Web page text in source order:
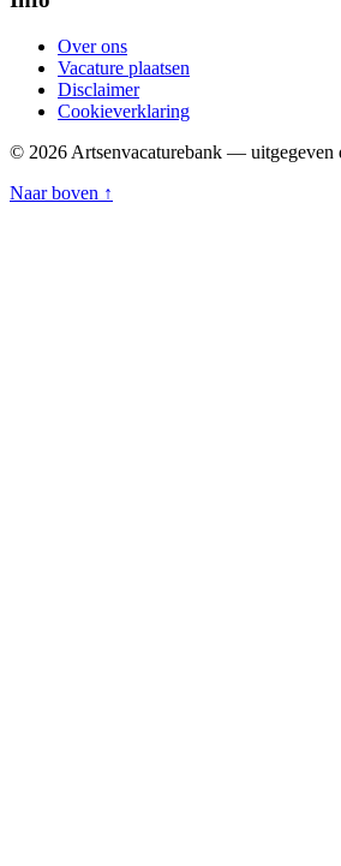
Over ons
Vacature plaatsen
Disclaimer
Cookieverklaring
© 2026 Artsenvacaturebank —
Naar boven ↑